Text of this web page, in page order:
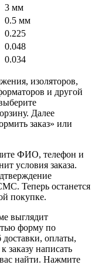
3 мм
0.5 мм
0.225
0.048
0.034
изоляторов,
и другой
Далее
заказ» или
ФИО, телефон и
условия заказа.
Теперь останется
покупке.
выглядит
форму по
доставки, оплаты,
заказу написать
найти. Нажмите